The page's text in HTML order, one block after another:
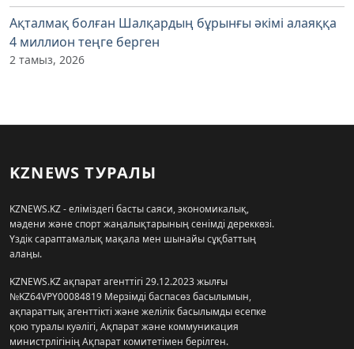
Ақталмақ болған Шалқардың бұрынғы әкімі алаяққа
4 миллион теңге берген
2 тамыз, 2026
KZNEWS ТУРАЛЫ
KZNEWS.KZ - еліміздегі басты саяси, экономикалық,
мәдени және спорт жаңалықтарының сенімді дереккөзі.
Үздік сараптамалық мақала мен шынайы сұқбаттың
алаңы.
KZNEWS.KZ ақпарат агенттігі 29.12.2023 жылғы
№KZ64VPY00084819 Мерзімді баспасөз басылымын,
ақпараттық агенттікті және желілік басылымды есепке
қою туралы куәлігі, Ақпарат және коммуникация
министрлігінің Ақпарат комитетімен берілген.